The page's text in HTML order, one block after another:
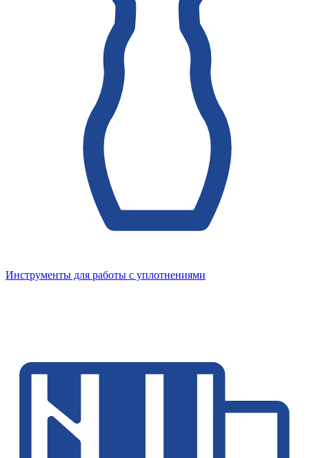
Инструменты для работы с уплотнениями